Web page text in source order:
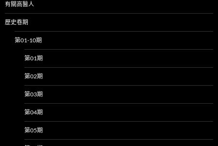
有關高醫人
歷史卷期
第01-10期
第01期
第02期
第03期
第04期
第05期